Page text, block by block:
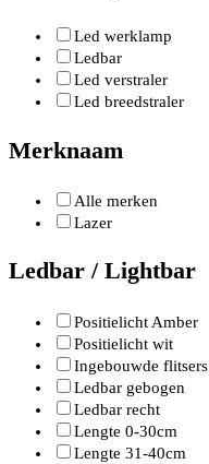
Led werklamp
Ledbar
Led verstraler
Led breedstraler
Merknaam
Alle merken
Lazer
Ledbar / Lightbar
Positielicht Amber
Positielicht wit
Ingebouwde flitsers
Ledbar gebogen
Ledbar recht
Lengte 0-30cm
Lengte 31-40cm